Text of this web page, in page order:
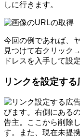
しに行きます。
今回の例であれば、
見つけて右クリック
ドレスを入手して設
リンクを設定す
びます。右側にある
告主。ここから削除
す。また、現在未提